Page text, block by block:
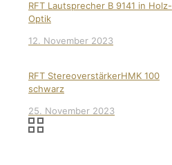
RFT Lautsprecher B 9141 in Holz-
Optik
12. November 2023
RFT StereoverstärkerHMK 100
schwarz
25. November 2023